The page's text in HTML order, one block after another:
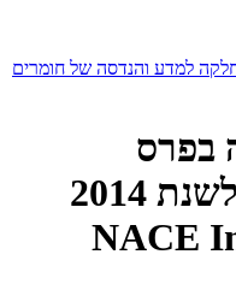
למדע והנדסה של חומרים
בפרס
להישגים טכנולוגיים לשנת 2014